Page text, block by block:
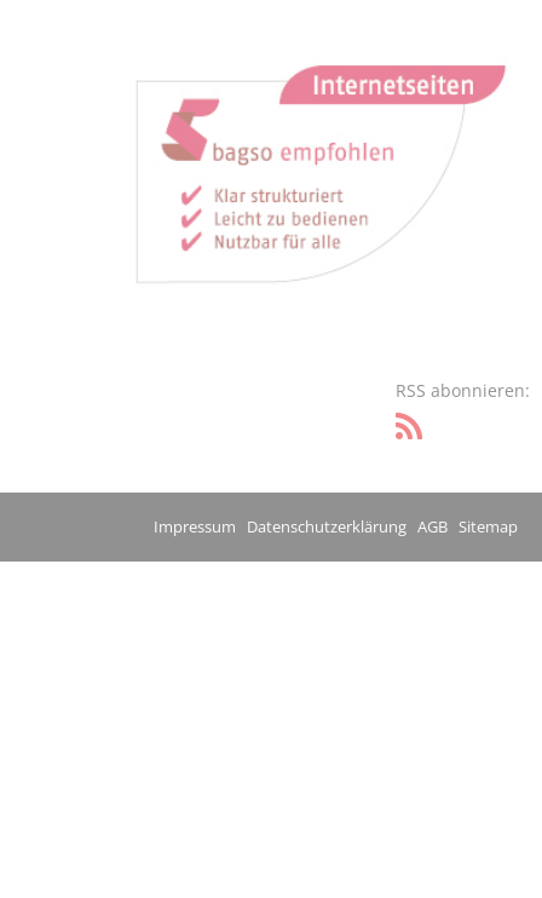
RSS abonnieren:
Impressum Datenschutzerklärung AGB Sitemap